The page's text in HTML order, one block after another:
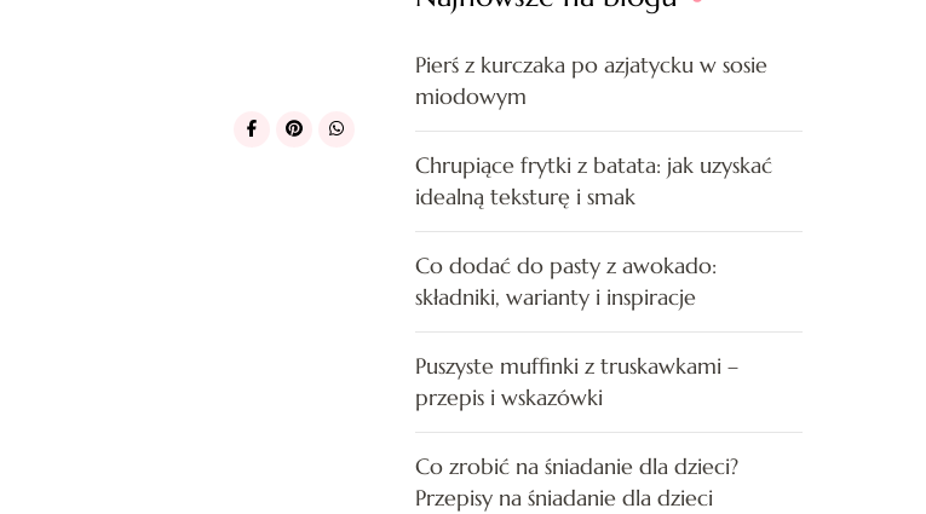
Pierś z kurczaka po azjatycku w sosie
miodowym
Chrupiące frytki z batata: jak uzyskać
idealną teksturę i smak
Co dodać do pasty z awokado:
składniki, warianty i inspiracje
Puszyste muffinki z truskawkami –
przepis i wskazówki
Co zrobić na śniadanie dla dzieci?
Przepisy na śniadanie dla dzieci